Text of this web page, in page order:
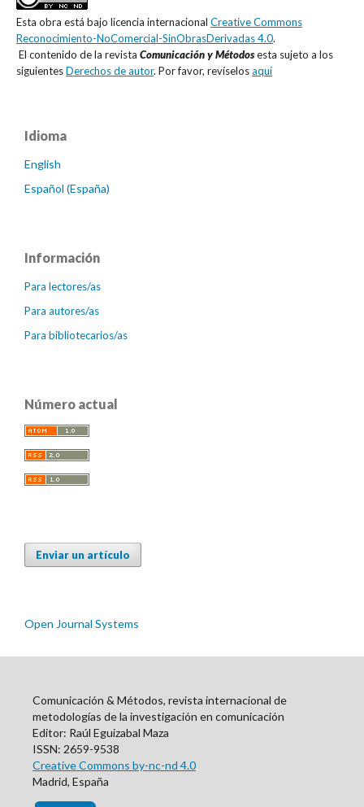
Esta obra está bajo licencia internacional Creative Commons
Reconocimiento-NoComercial-SinObrasDerivadas 4.0.
El contenido de la revista Comunicación y Métodosesta sujeto a los
siguientesDerechos de autor. Por favor, revíselosaquí
Idioma
English
Español (España)
Información
Para lectores/as
Para autores/as
Para bibliotecarios/as
Número actual
Enviar un artículo
Open Journal Systems
Comunicación & Métodos, revista internacional de
metodologías de la investigación en comunicación
Editor: Raúl Eguizabal Maza
ISSN: 2659-9538
Creative Commons by-nc-nd 4.0
Madrid, España